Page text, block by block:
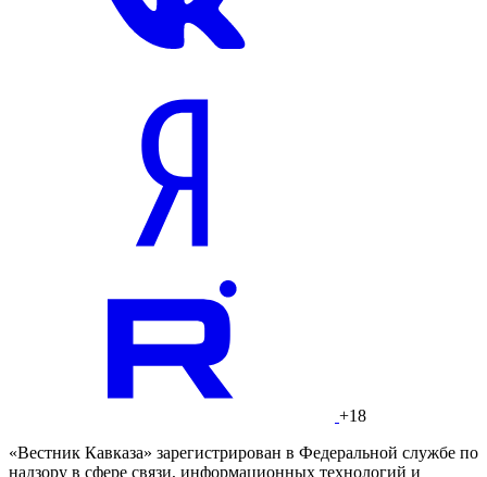
+18
«Вестник Кавказа» зарегистрирован в Федеральной службе по
надзору в сфере связи, информационных технологий и